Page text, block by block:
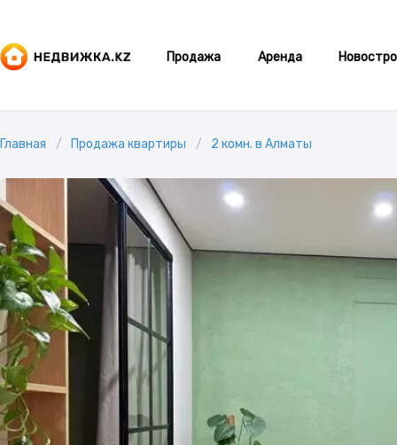
Продажа Аренда
Главная Продажа квартиры 2 комн. в Алматы